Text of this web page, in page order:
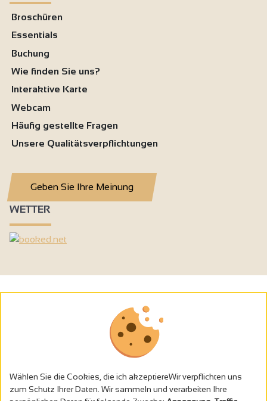
Broschüren
Essentials
Buchung
Wie finden Sie uns?
Interaktive Karte
Webcam
Häufig gestellte Fragen
Unsere Qualitätsverpflichtungen
Geben Sie Ihre Meinung
WETTER
Wählen Sie die Cookies, die ich akzeptiereWir verpflichten uns
zum Schutz Ihrer Daten. Wir sammeln und verarbeiten Ihre